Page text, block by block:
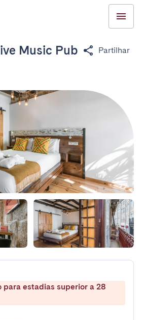
Music Pub
Partilhar
para estadias superior a 28